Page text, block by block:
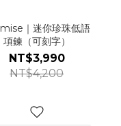
｜迷你珍珠低語
項鍊（可刻字）
NT$3,990
NT$4,200